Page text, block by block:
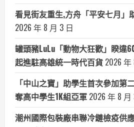
看見街友重生,方舟「平安七月」
2026 年 8 月 3 日
罐頭豬LuLu「動物大狂歡」睽
起進駐高雄統一時代百貨 2026 年
「中山之寶」助學生首次參加第
奪高中學生1K組亞軍 2026 年 8 月
潮州國際包裝廠串聯冷鏈檢疫供